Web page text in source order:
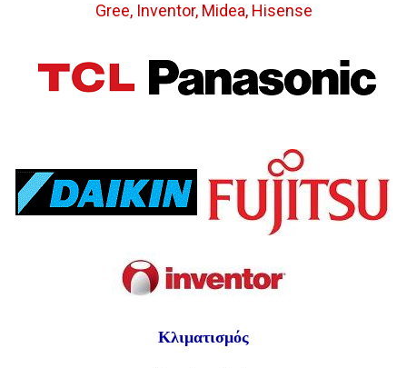
Gree, Inventor, Midea, Hisense
Κλιματισμός